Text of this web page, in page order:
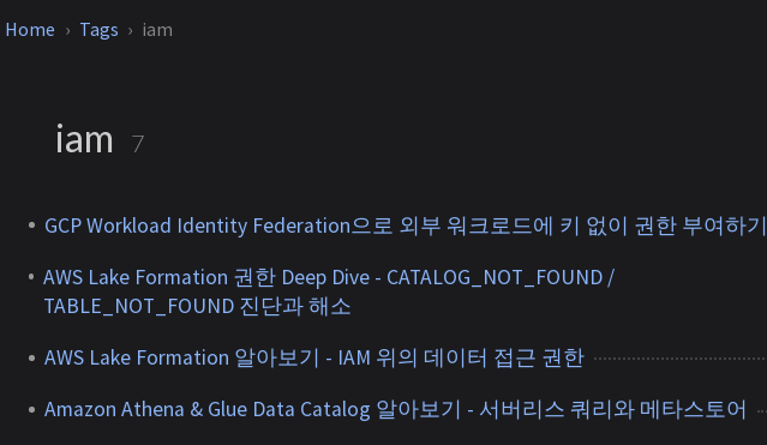
Home Tags iam
iam 7
GCP Workload Identity Federation으로 외부 워크로드에 키 없이 권한 부여하기
AWS Lake Formation 권한 Deep Dive - CATALOG_NOT_FOUND /
TABLE_NOT_FOUND 진단과 해소
AWS Lake Formation 알아보기 - IAM 위의 데이터 접근 권한
Amazon Athena & Glue Data Catalog 알아보기 - 서버리스 쿼리와 메타스토어